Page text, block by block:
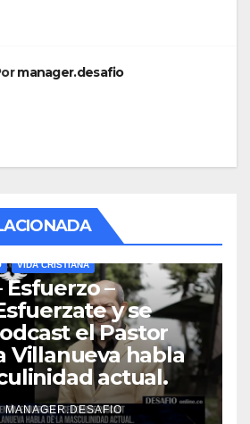
manager.desafio
VIDA CRISTIANA
Esfuerzo –
y se
el Pastor
Villanueva habla
actual.
MANAGER.DESAFIO